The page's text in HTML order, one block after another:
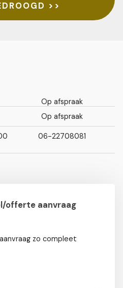
>>
Op afspraak
Op afspraak
06-22708081
offerte aanvraag
zo compleet